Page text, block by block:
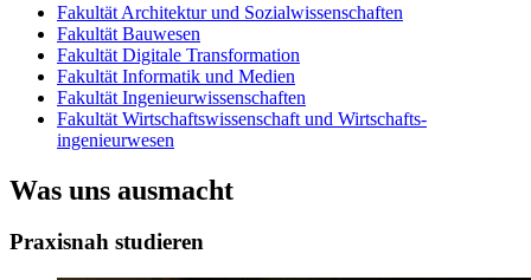
Fakultät Architektur und Sozial­wissenschaften
Fakultät Bauwesen
Fakultät Digitale Transformation
Fakultät Informatik und Medien
Fakultät Ingenieurwissenschaften
Fakultät Wirtschaftswissenschaft und Wirtschafts­
ingenieurwesen
Was uns ausmacht
Praxisnah studieren